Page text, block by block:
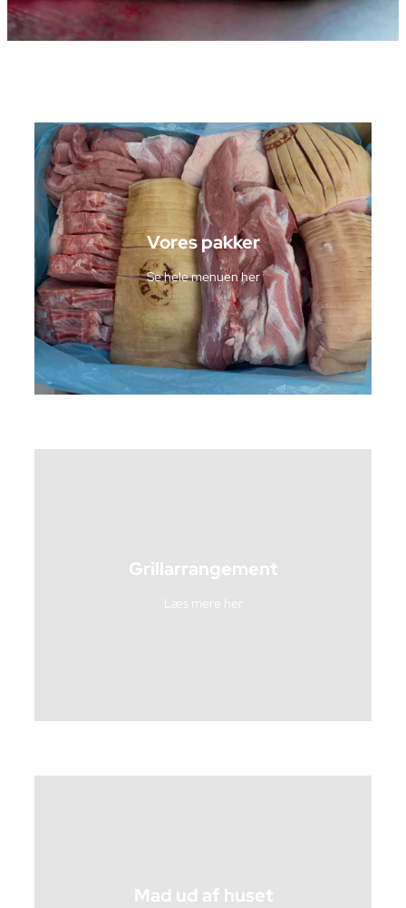
Vores pakker
Se hele menuen her
Grillarrangement
Læs mere her
Mad ud af huset